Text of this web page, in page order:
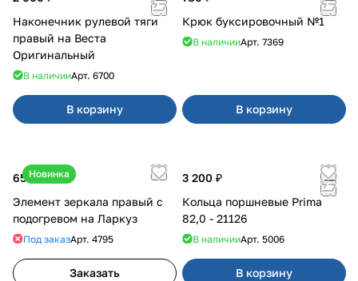
Наконечник рулевой тяги
правый на Веста
Оригинальный
В наличииАрт. 6700
В корзину
Крюк буксировочный №1
В наличииАрт. 7369
В корзину
Новинка
650 ₽
Элемент зеркала правый с
подогревом на Ларкуз
Под заказАрт. 4795
Заказать
3 200 ₽
Кольца поршневые Prima
82,0 - 21126
В наличииАрт. 5006
В корзину